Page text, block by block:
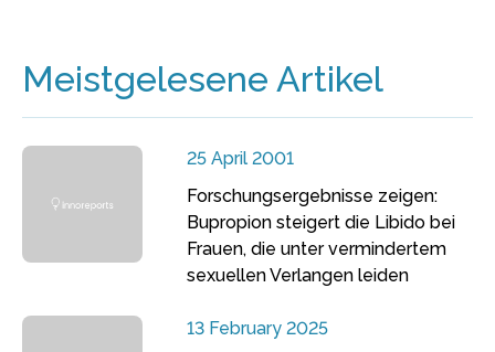
Meistgelesene Artikel
25 April 2001
Forschungsergebnisse zeigen:
Bupropion steigert die Libido bei
Frauen, die unter vermindertem
sexuellen Verlangen leiden
13 February 2025